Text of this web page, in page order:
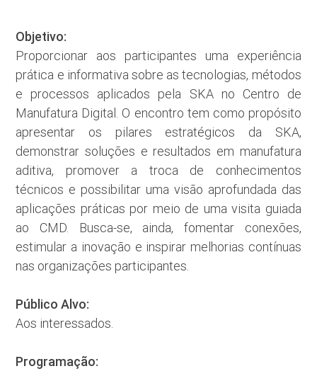
Objetivo:
Proporcionar aos participantes uma experiência
prática e informativa sobre as tecnologias, métodos
e processos aplicados pela SKA no Centro de
Manufatura Digital. O encontro tem como propósito
apresentar os pilares estratégicos da SKA,
demonstrar soluções e resultados em manufatura
aditiva, promover a troca de conhecimentos
técnicos e possibilitar uma visão aprofundada das
aplicações práticas por meio de uma visita guiada
ao CMD. Busca-se, ainda, fomentar conexões,
estimular a inovação e inspirar melhorias contínuas
nas organizações participantes.
Público Alvo:
Aos interessados.
Programação: